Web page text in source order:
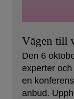
Vägen till
Den 6
experter
en
anbud.